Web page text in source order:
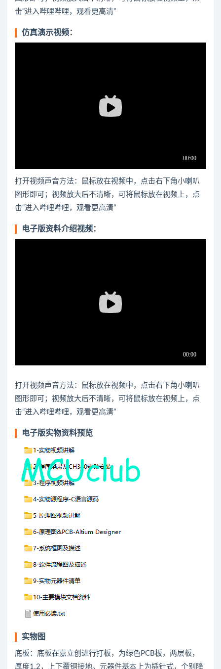
击“进入哔哩哔哩，观看更高清”
仿真演示视频：
打开视频声音方法：鼠标放在视频中，点击右下角小喇叭
图形即可；视频放大后不清晰，可将鼠标放在视频上，点
击“进入哔哩哔哩，观看更高清”
电子版资料介绍视频：
打开视频声音方法：鼠标放在视频中，点击右下角小喇叭
图形即可；视频放大后不清晰，可将鼠标放在视频上，点
击“进入哔哩哔哩，观看更高清”
电子版实物资料预览
实物图
底板：底板在嘉立创进行打板，为绿色PCB板，两层板，
厚度1.2，上下覆铜接地。元器件基本上为插针式，个别降